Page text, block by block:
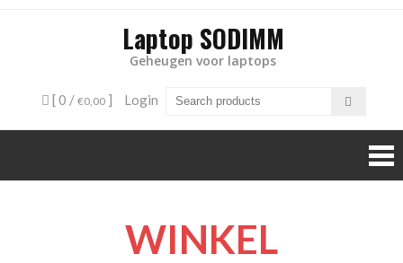
Laptop SODIMM
Geheugen voor laptops
[ 0 / €0,00 ] Login
WINKEL